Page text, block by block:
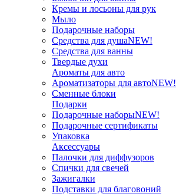
Кремы и лосьоны для рук
Мыло
Подарочные наборы
Средства для душаNEW!
Средства для ванны
Твердые духи
Ароматы для авто
Ароматизаторы для автоNEW!
Сменные блоки
Подарки
Подарочные наборыNEW!
Подарочные сертификаты
Упаковка
Аксессуары
Палочки для диффузоров
Спички для свечей
Зажигалки
Подставки для благовоний